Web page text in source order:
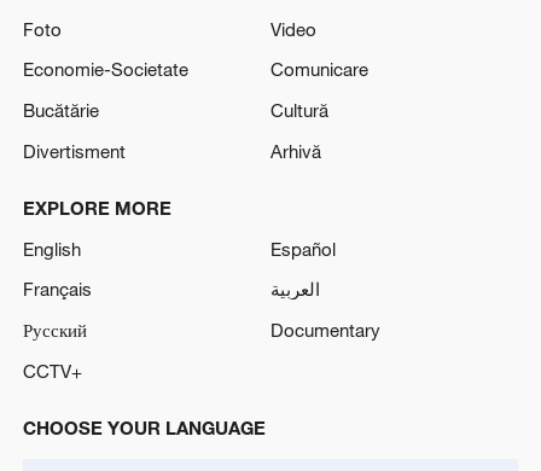
Foto
Video
Economie-Societate
Comunicare
Bucătărie
Cultură
Divertisment
Arhivă
EXPLORE MORE
English
Español
Français
العربية
Русский
Documentary
CCTV+
CHOOSE YOUR LANGUAGE